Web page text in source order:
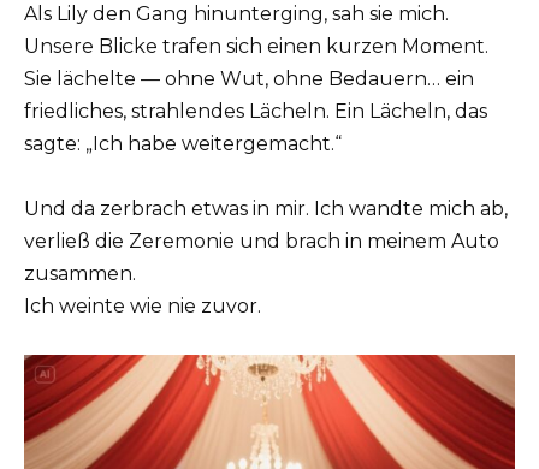
Als Lily den Gang hinunterging, sah sie mich.
Unsere Blicke trafen sich einen kurzen Moment.
Sie lächelte — ohne Wut, ohne Bedauern… ein
friedliches, strahlendes Lächeln. Ein Lächeln, das
sagte: „Ich habe weitergemacht.“
Und da zerbrach etwas in mir. Ich wandte mich ab,
verließ die Zeremonie und brach in meinem Auto
zusammen.
Ich weinte wie nie zuvor.